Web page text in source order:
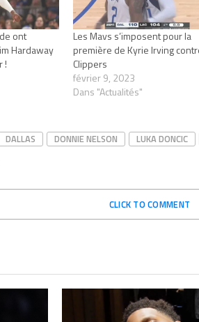
ont
Hardaway
!
Les Mavs s’imposent pour la
première de Kyrie Irving
Clippers
février 9, 2023
Dans "Actualités"
DALLAS DONNIE NELSON LUKA DONCIC
CLICK TO COMMENT